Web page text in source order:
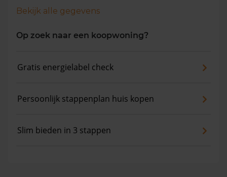
Bekijk alle gegevens
Op zoek naar een koopwoning?
Gratis energielabel check
Persoonlijk stappenplan huis kopen
Slim bieden in 3 stappen